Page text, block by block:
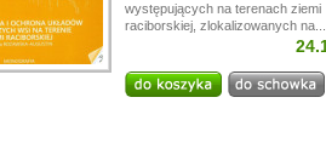
występujących na terenach ziemi
raciborskiej, zlokalizowanych na...